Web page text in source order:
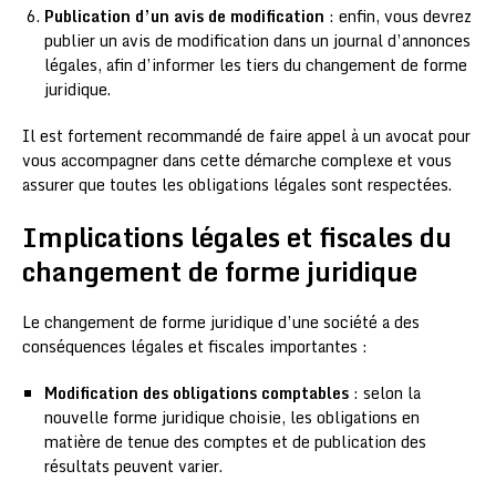
Publication d’un avis de modification : enfin, vous devrez
publier un avis de modification dans un journal d’annonces
légales, afin d’informer les tiers du changement de forme
juridique.
Il est fortement recommandé de faire appel à un avocat pour
vous accompagner dans cette démarche complexe et vous
assurer que toutes les obligations légales sont respectées.
Implications légales et fiscales du
changement de forme juridique
Le changement de forme juridique d’une société a des
conséquences légales et fiscales importantes :
Modification des obligations comptables : selon la
nouvelle forme juridique choisie, les obligations en
matière de tenue des comptes et de publication des
résultats peuvent varier.